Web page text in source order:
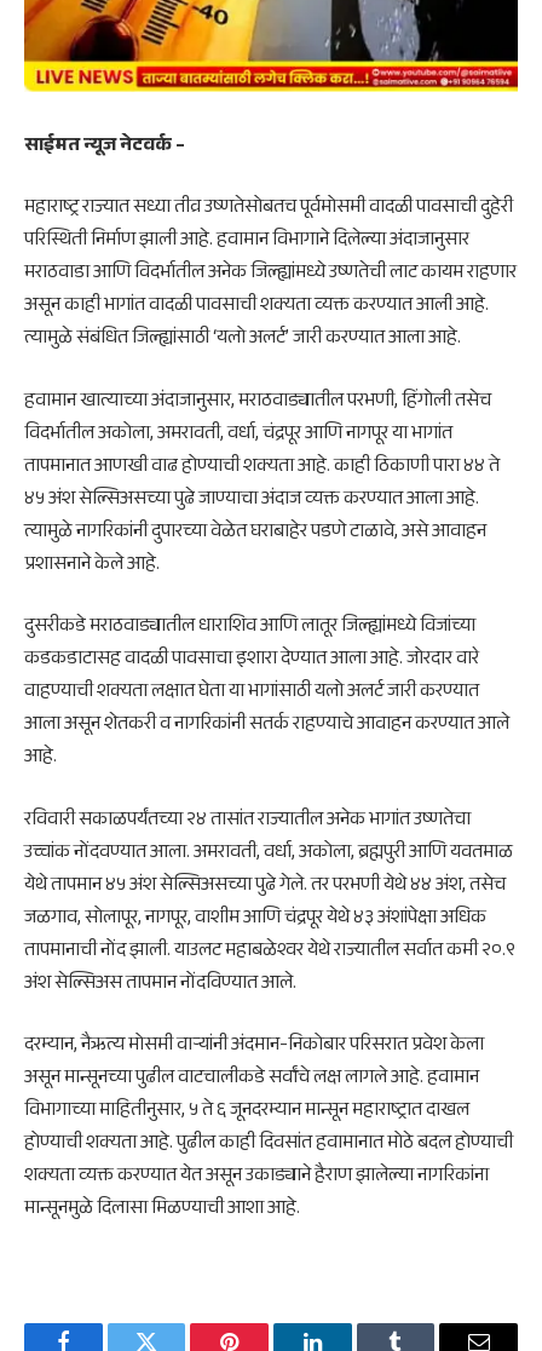
साईमत न्यूज नेटवर्क –
महाराष्ट्रराज्यात सध्या तीव्र उष्णतेसोबतच पूर्वमोसमी वादळी पावसाची दुहेरी
परिस्थिती निर्माण झाली आहे. हवामान विभागाने दिलेल्या अंदाजानुसार
मराठवाडा आणि विदर्भातील अनेक जिल्ह्यांमध्ये उष्णतेची लाट कायम राहणार
असून काही भागांत वादळी पावसाची शक्यता व्यक्त करण्यात आली आहे.
त्यामुळे संबंधित जिल्ह्यांसाठी ‘यलो अलर्ट’ जारी करण्यात आला आहे.
हवामान खात्याच्या अंदाजानुसार, मराठवाड्यातीलपरभणी,हिंगोलीतसेच
विदर्भातीलअकोला,अमरावती,वर्धा,चंद्रपूरआणिनागपूरया भागांत
तापमानात आणखी वाढ होण्याची शक्यता आहे. काही ठिकाणी पारा ४४ ते
४५ अंश सेल्सिअसच्या पुढे जाण्याचा अंदाज व्यक्त करण्यात आला आहे.
त्यामुळे नागरिकांनी दुपारच्या वेळेत घराबाहेर पडणे टाळावे, असे आवाहन
प्रशासनाने केले आहे.
दुसरीकडे मराठवाड्यातीलधाराशिवआणिलातूरजिल्ह्यांमध्ये विजांच्या
कडकडाटासह वादळी पावसाचा इशारा देण्यात आला आहे. जोरदार वारे
वाहण्याची शक्यता लक्षात घेता या भागांसाठी यलो अलर्ट जारी करण्यात
आला असून शेतकरी व नागरिकांनी सतर्क राहण्याचे आवाहन करण्यात आले
आहे.
रविवारी सकाळपर्यंतच्या २४ तासांत राज्यातील अनेक भागांत उष्णतेचा
उच्चांक नोंदवण्यात आला. अमरावती, वर्धा, अकोला, ब्रह्मपुरी आणि यवतमाळ
येथे तापमान ४५ अंश सेल्सिअसच्या पुढे गेले. तर परभणी येथे ४४ अंश, तसेच
जळगाव, सोलापूर, नागपूर, वाशीम आणि चंद्रपूर येथे ४३ अंशांपेक्षा अधिक
तापमानाची नोंद झाली. याउलटमहाबळेश्वरयेथे राज्यातील सर्वात कमी २०.९
अंश सेल्सिअस तापमान नोंदविण्यात आले.
दरम्यान, नैऋत्य मोसमी वाऱ्यांनी अंदमान-निकोबार परिसरात प्रवेश केला
असून मान्सूनच्या पुढील वाटचालीकडे सर्वांचे लक्ष लागले आहे. हवामान
विभागाच्या माहितीनुसार, ५ ते ६ जूनदरम्यान मान्सून महाराष्ट्रात दाखल
होण्याची शक्यता आहे. पुढील काही दिवसांत हवामानात मोठे बदल होण्याची
शक्यता व्यक्त करण्यात येत असून उकाड्याने हैराण झालेल्या नागरिकांना
मान्सूनमुळे दिलासा मिळण्याची आशा आहे.